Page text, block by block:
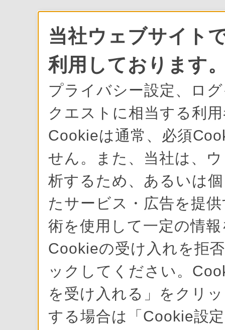
当社ウェブサイト
利用しております
プライバシー設定、ロ
クエストに相当する利
Cookieは通常、必須
せん。また、当社は、
析するため、あるいは
たサービス・広告を提
術を使用して一定の情
Cookieの受け入れを拒
ックしてください。
を受け入れる」をクリ
する場合は「Cookie設